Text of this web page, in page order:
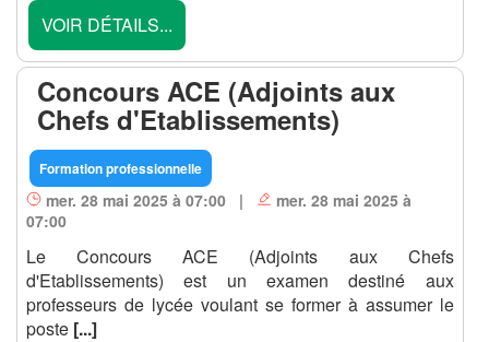
VOIR DÉTAILS...
Concours ACE (Adjoints aux
Chefs d'Etablissements)
Formation professionnelle
mer. 28 mai 2025 à 07:00 |
mer. 28 mai 2025 à
07:00
Le Concours ACE (Adjoints aux Chefs
d'Etablissements) est un examen destiné aux
professeurs de lycée voulant se former à assumer le
poste [...]